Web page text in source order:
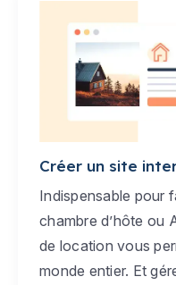
Créer un site
Indispensable pour
chambre d’hôte ou
de location vous
monde entier. Et